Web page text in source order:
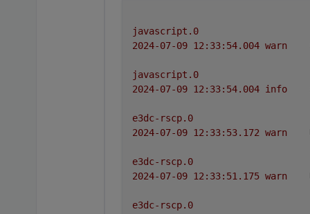
javascript.0
warn
javascript.0
info
e3dc-rscp.0
warn
e3dc-rscp.0
warn
e3dc-rscp.0